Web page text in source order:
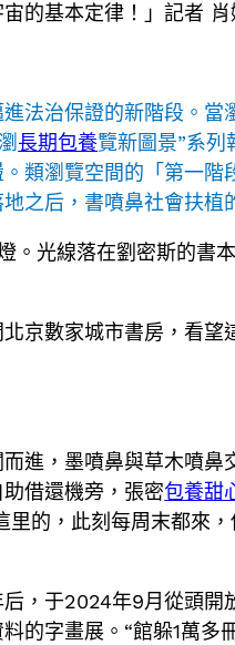
的基本定律！」記者 肖
法治保證的新階段。
長期包養覽新圖景”系
類瀏覽空間的「第一
之后，書噴鼻社會扶植
光線落在劉密斯的書
京數家城市書房，看
進，墨噴鼻與草木噴
借還機旁，張密包養甜
的，此刻每周末都來
，于2024年9月從頭
的字畫展。“館躲1萬